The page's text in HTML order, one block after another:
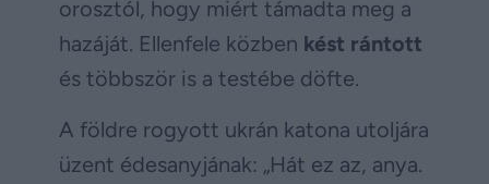
orosztól, hogy miért támadta meg a
hazáját. Ellenfele közben kést rántott
és többször is a testébe döfte.
A földre rogyott ukrán katona utoljára
üzent édesanyjának: „Hát ez az, anya.